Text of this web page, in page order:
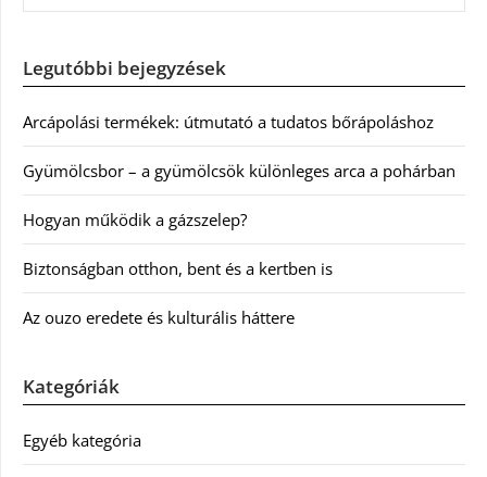
Legutóbbi bejegyzések
Arcápolási termékek: útmutató a tudatos bőrápoláshoz
Gyümölcsbor – a gyümölcsök különleges arca a pohárban
Hogyan működik a gázszelep?
Biztonságban otthon, bent és a kertben is
Az ouzo eredete és kulturális háttere
Kategóriák
Egyéb kategória